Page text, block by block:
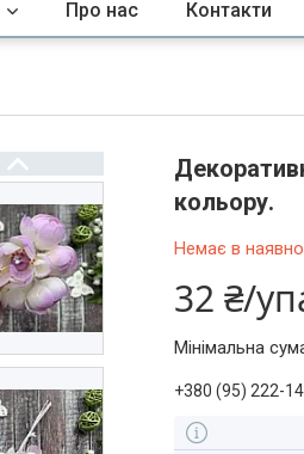
Про нас Контакти
кольору.
Немає в
32 ₴/
Мінімальна
+380 (95) 222-